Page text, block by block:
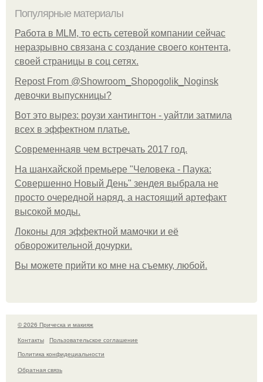
Популярные материалы
Работа в MLM, то есть сетевой компании сейчас
неразрывно связана с создание своего контента,
своей страницы в соц сетях.
Repost From @Showroom_Shopogolik_Noginsk
девочки выпускницы?
Вот это вырез: роузи хантингтон - уайтли затмила
всех в эффектном платьe.
Современнаяв чем встречать 2017 год.
На шанхайской премьере "Человека - Паука:
Совершенно Новый День" зендея выбрала не
просто очередной наряд, а настоящий артефакт
высокой моды.
Локоны для эффектной мамочки и её
обворожительной дочурки.
Вы можете прийти ко мне на съемку, любой.
© 2026 Прическа и макияж
Контакты
Пользовательское соглашение
Политика конфидециальности
Обратная связь